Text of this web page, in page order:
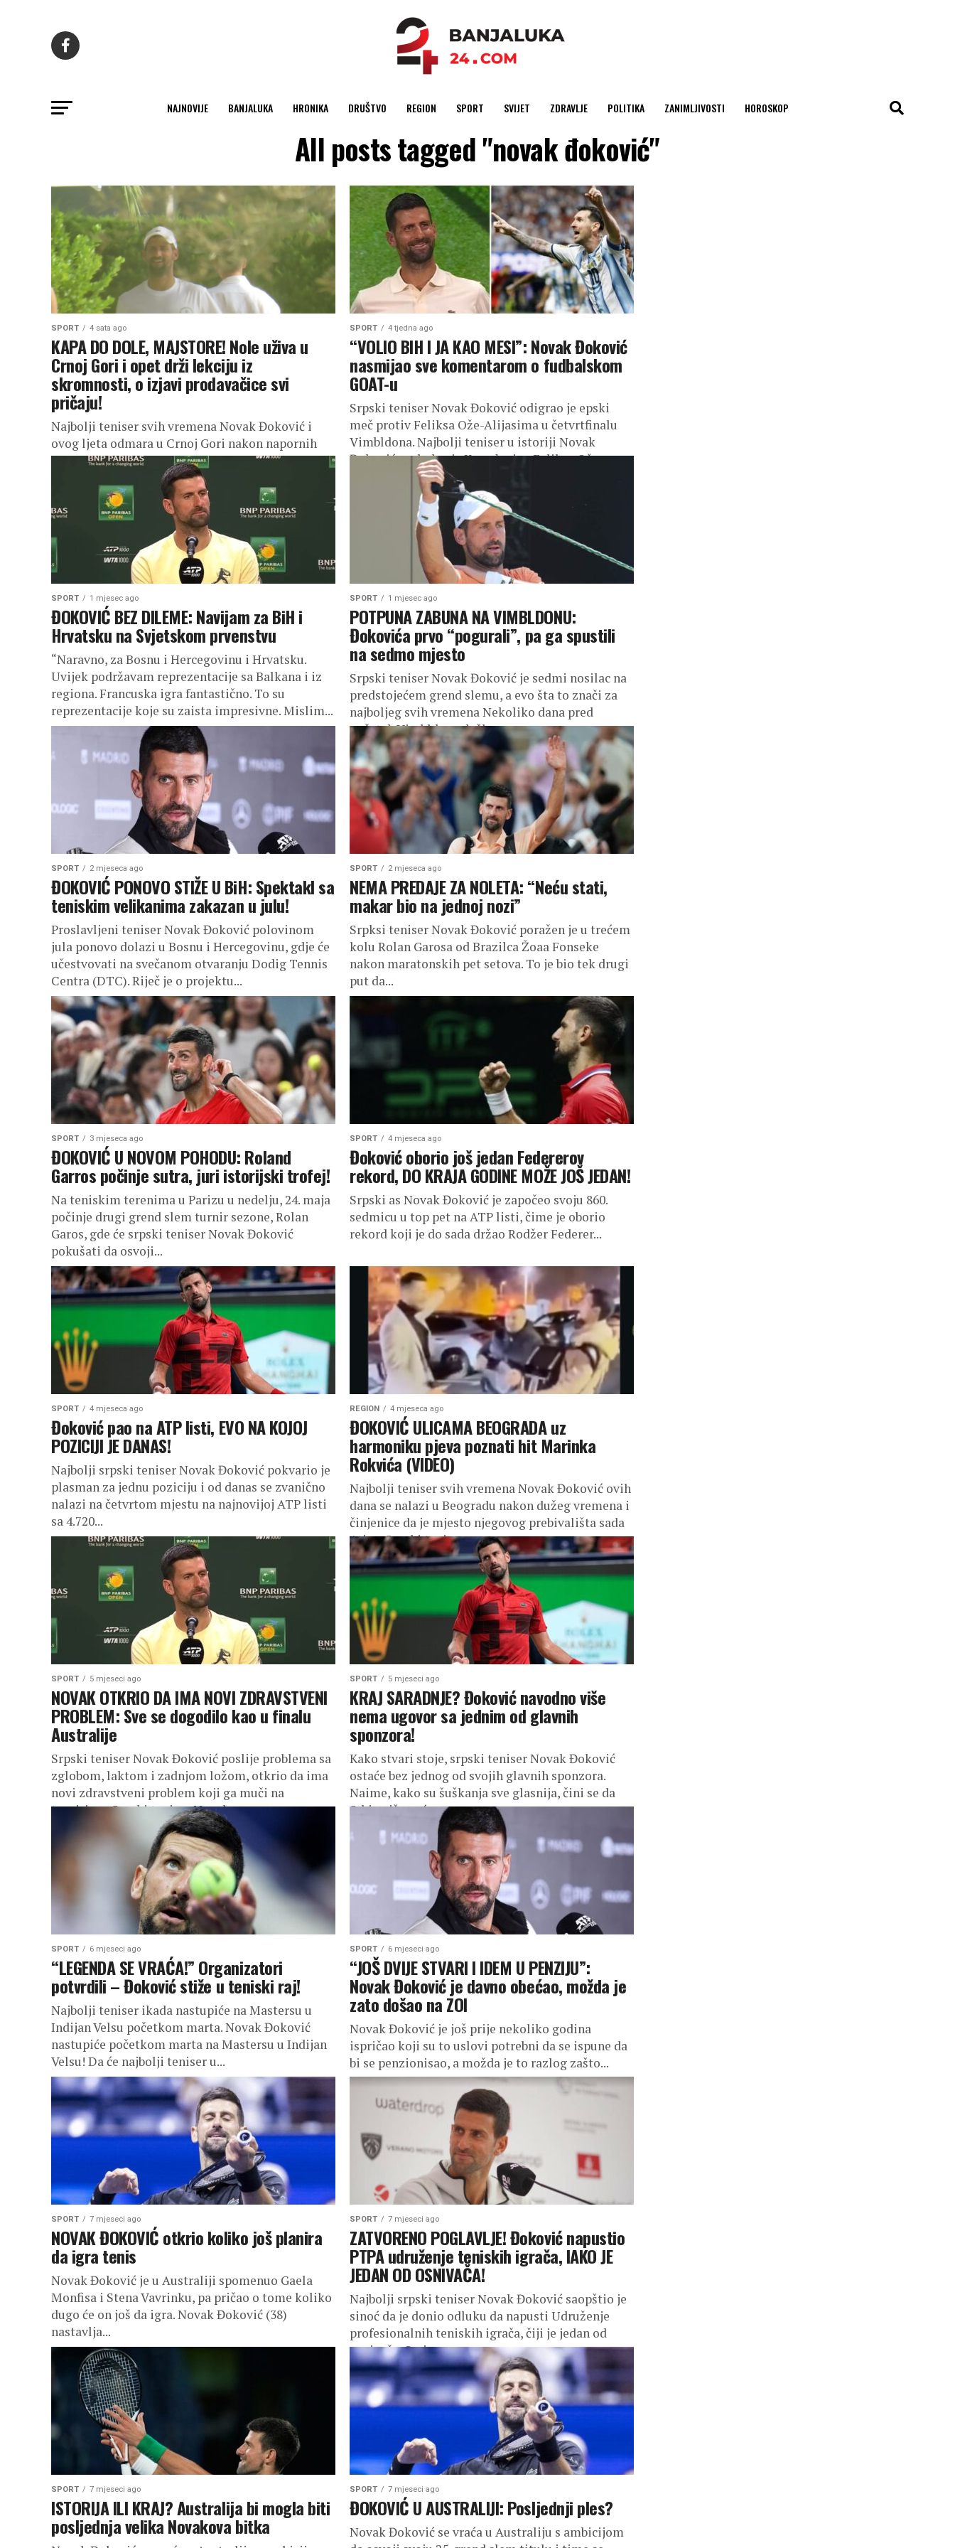
NAJNOVIJE BANJALUKA HRONIKA DRUŠTVO REGION SPORT SVIJET ZDRAVLJE POLITIKA ZANIMLJIVOSTI HOROSKOP
All posts tagged "novak đoković"
SPORT 4 sata ago
KAPA DO DOLE, MAJSTORE! Nole uživa u
Crnoj Gori i opet drži lekciju iz
skromnosti, o izjavi prodavačice svi
pričaju!
Najbolji teniser svih vremena Novak Đoković i
ovog ljeta odmara u Crnoj Gori nakon napornih
sportskih i medijskih obaveza. Iako je svjetska
zvezda, Nole je još...
SPORT 4 tjedna ago
“VOLIO BIH I JA KAO MESI”: Novak Đoković
nasmijao sve komentarom o fudbalskom
GOAT-u
Srpski teniser Novak Đoković odigrao je epski
meč protiv Feliksa Ože-Alijasima u četvrtfinalu
Vimbldona. Najbolji teniser u istoriji Novak
Đoković savladao je Kanađanina Feliksa Ože-
Alijasima posle više od pet sati...
SPORT 1 mjesec ago
ĐOKOVIĆ BEZ DILEME: Navijam za BiH i
Hrvatsku na Svjetskom prvenstvu
“Naravno, za Bosnu i Hercegovinu i Hrvatsku.
Uvijek podržavam reprezentacije sa Balkana i iz
regiona. Francuska igra fantastično. To su
reprezentacije koje su zaista impresivne. Mislim...
SPORT 1 mjesec ago
POTPUNA ZABUNA NA VIMBLDONU:
Đokovića prvo “pogurali”, pa ga spustili
na sedmo mjesto
Srpski teniser Novak Đoković je sedmi nosilac na
predstojećem grend slemu, a evo šta to znači za
najboljeg svih vremena Nekoliko dana pred
početak Vimbldona došlo...
SPORT 2 mjeseca ago
ĐOKOVIĆ PONOVO STIŽE U BiH: Spektakl sa
teniskim velikanima zakazan u julu!
Proslavljeni teniser Novak Đoković polovinom
jula ponovo dolazi u Bosnu i Hercegovinu, gdje će
učestvovati na svečanom otvaranju Dodig Tennis
Centra (DTC). Riječ je o projektu...
SPORT 2 mjeseca ago
NEMA PREDAJE ZA NOLETA: “Neću stati,
makar bio na jednoj nozi”
Srpksi teniser Novak Đoković poražen je u trećem
kolu Rolan Garosa od Brazilca Žoaa Fonseke
nakon maratonskih pet setova. To je bio tek drugi
put da...
SPORT 3 mjeseca ago
ĐOKOVIĆ U NOVOM POHODU: Roland
Garros počinje sutra, juri istorijski trofej!
Na teniskim terenima u Parizu u nedelju, 24. maja
počinje drugi grend slem turnir sezone, Rolan
Garos, gde će srpski teniser Novak Đoković
pokušati da osvoji...
SPORT 4 mjeseca ago
Đoković oborio još jedan Federerov
rekord, DO KRAJA GODINE MOŽE JOŠ JEDAN!
Srpski as Novak Đoković je započeo svoju 860.
sedmicu u top pet na ATP listi, čime je oborio
rekord koji je do sada držao Rodžer Federer...
SPORT 4 mjeseca ago
Đoković pao na ATP listi, EVO NA KOJOJ
POZICIJI JE DANAS!
Najbolji srpski teniser Novak Đoković pokvario je
plasman za jednu poziciju i od danas se zvanično
nalazi na četvrtom mjestu na najnovijoj ATP listi
sa 4.720...
REGION 4 mjeseca ago
ĐOKOVIĆ ULICAMA BEOGRADA uz
harmoniku pjeva poznati hit Marinka
Rokvića (VIDEO)
Najbolji teniser svih vremena Novak Đoković ovih
dana se nalazi u Beogradu nakon dužeg vremena i
činjenice da je mjesto njegovog prebivališta sada
Atina. Srpski teniser...
SPORT 5 mjeseci ago
NOVAK OTKRIO DA IMA NOVI ZDRAVSTVENI
PROBLEM: Sve se dogodilo kao u finalu
Australije
Srpski teniser Novak Đoković poslije problema sa
zglobom, laktom i zadnjom ložom, otkrio da ima
novi zdravstveni problem koji ga muči na
turnirima. Srpski teniser Novak...
SPORT 5 mjeseci ago
KRAJ SARADNJE? Đoković navodno više
nema ugovor sa jednim od glavnih
sponzora!
Kako stvari stoje, srpski teniser Novak Đoković
ostaće bez jednog od svojih glavnih sponzora.
Naime, kako su šuškanja sve glasnija, čini se da
Srbin više neće...
SPORT 6 mjeseci ago
“LEGENDA SE VRAĆA!” Organizatori
potvrdili – Đoković stiže u teniski raj!
Najbolji teniser ikada nastupiće na Mastersu u
Indijan Velsu početkom marta. Novak Đoković
nastupiće početkom marta na Mastersu u Indijan
Velsu! Da će najbolji teniser u...
SPORT 6 mjeseci ago
“JOŠ DVIJE STVARI I IDEM U PENZIJU”:
Novak Đoković je davno obećao, možda je
zato došao na ZOI
Novak Đoković je još prije nekoliko godina
ispričao koji su to uslovi potrebni da se ispune da
bi se penzionisao, a možda je to razlog zašto...
SPORT 7 mjeseci ago
NOVAK ĐOKOVIĆ otkrio koliko još planira
da igra tenis
Novak Đoković je u Australiji spomenuo Gaela
Monfisa i Stena Vavrinku, pa pričao o tome koliko
dugo će on još da igra. Novak Đoković (38)
nastavlja...
SPORT 7 mjeseci ago
ZATVORENO POGLAVLJE! Đoković napustio
PTPA udruženje teniskih igrača, IAKO JE
JEDAN OD OSNIVAČA!
Najbolji srpski teniser Novak Đoković saopštio je
sinoć da je donio odluku da napusti Udruženje
profesionalnih teniskih igrača, čiji je jedan od
osnivača. On je na...
SPORT 7 mjeseci ago
ISTORIJA ILI KRAJ? Australija bi mogla biti
posljednja velika Novakova bitka
SPORT 7 mjeseci ago
ĐOKOVIĆ U AUSTRALIJI: Posljednji ples?
Novak Đoković se vraća u Australiju s ambicijom